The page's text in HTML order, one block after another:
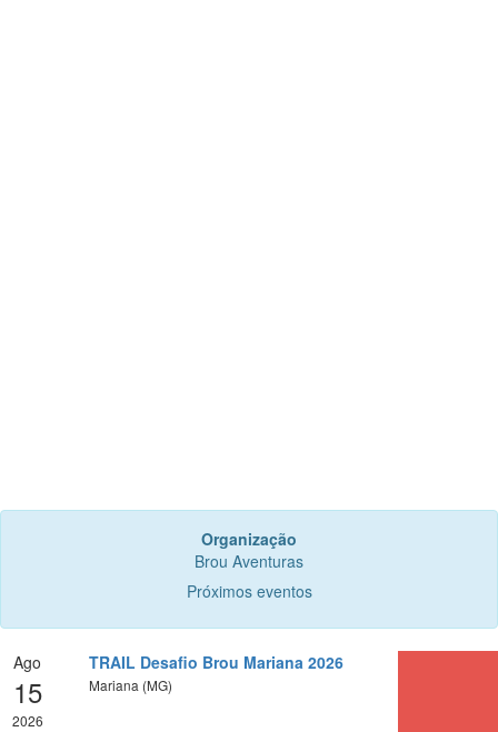
Organização
Brou Aventuras
Próximos eventos
Ago
15
2026
TRAIL Desafio Brou Mariana 2026
Mariana (MG)